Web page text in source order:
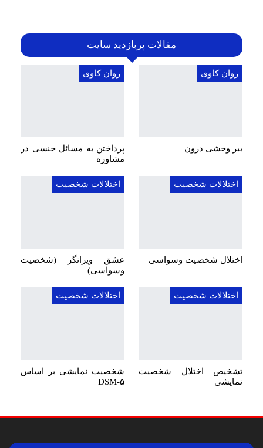
مقالات پربازدید سایت
روان کاوی
ببر وحشی درون
روان کاوی
پرداختن به مسائل جنسی در
مشاوره
اختلالات شخصیت
اختلال شخصیت وسواسی
اختلالات شخصیت
عشق ویرانگر (شخصیت
وسواسی)
اختلالات شخصیت
تشخیص اختلال شخصیت
نمایشی
اختلالات شخصیت
شخصیت نمایشی بر اساس
DSM-۵